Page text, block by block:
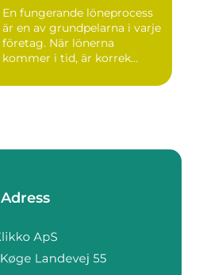
En fungerande löneprocess
är en av grundpelarna i varje
företag. När lönerna
kommer i tid, är korrek...
Adress